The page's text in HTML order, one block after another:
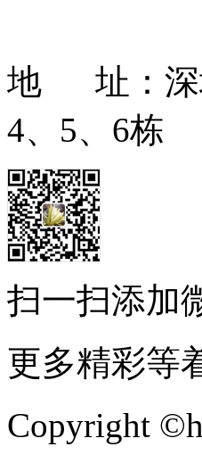
地 址：深
4、5、6栋
扫一扫添加
更多精彩等
Copyright